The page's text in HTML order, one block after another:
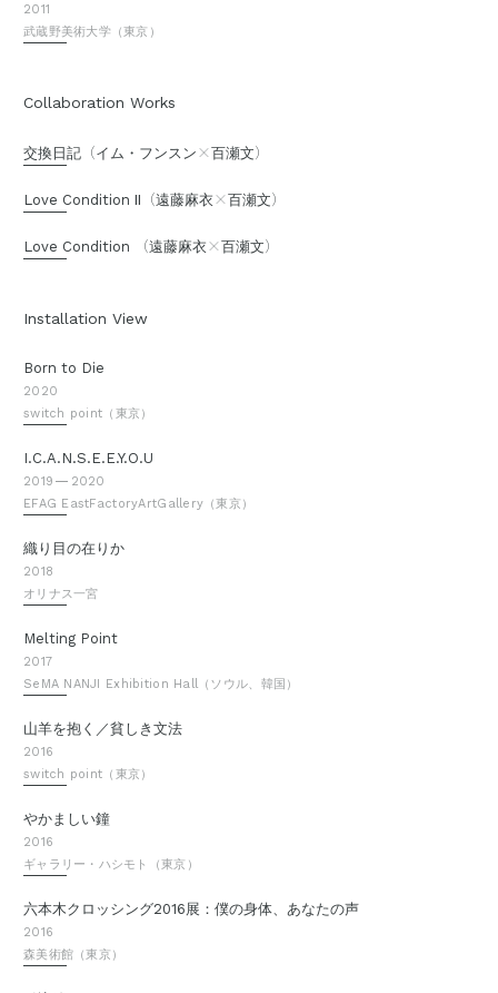
2011
武蔵野美術大学（東京）
Collaboration Works
交換日記 （イム・フンスン ×百瀬文）
Love Condition Ⅱ （遠藤麻衣 ×百瀬文）
Love Condition （遠藤麻衣 ×百瀬文）
Installation View
Born to Die
2020
switch point（東京）
I.C.A.N.S.E.E.Y.O.U
2019
2020
EFAG EastFactoryArtGallery（東京）
織り目の在りか
2018
オリナス一宮
Melting Point
2017
SeMA NANJI Exhibition Hall（ソウル、韓国）
山羊を抱く／貧しき文法
2016
switch point（東京）
やかましい鐘
2016
ギャラリー・ハシモト（東京）
六本木クロッシング2016展：僕の身体、あなたの声
2016
森美術館（東京）